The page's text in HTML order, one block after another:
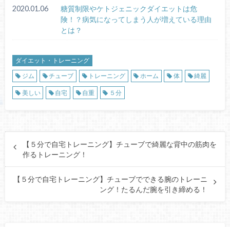
2020.01.06
糖質制限やケトジェニックダイエットは危
険！？病気になってしまう人が増えている理由
とは？
ダイエット・トレーニング
ジム
チューブ トレーニング ホーム 体 綺麗
美しい 自宅 自重 ５分
【５分で自宅トレーニング】チューブで綺麗な背中の筋肉を
作るトレーニング！
【５分で自宅トレーニング】チューブでできる腕のトレーニ
ング！たるんだ腕を引き締める！